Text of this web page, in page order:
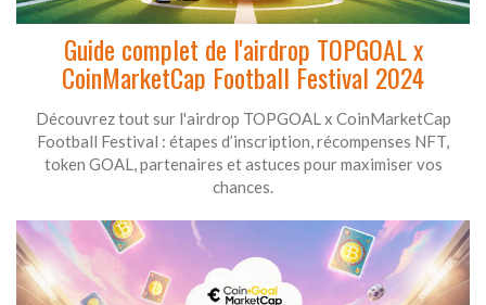
Guide complet de l'airdrop TOPGOAL x
CoinMarketCap Football Festival 2024
Découvrez tout sur l'airdrop TOPGOAL x CoinMarketCap
Football Festival : étapes d’inscription, récompenses NFT,
token GOAL, partenaires et astuces pour maximiser vos
chances.